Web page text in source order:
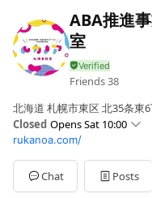
ABA推進
室
Friends38
北海道 札幌市東区 北35条東
Closed Opens Sat 10:00
SunClosed
Mon10:00 - 17:30
Tue10:00 - 17:30
Wed13:00 - 17:30
rukanoa.com/
Chat Posts